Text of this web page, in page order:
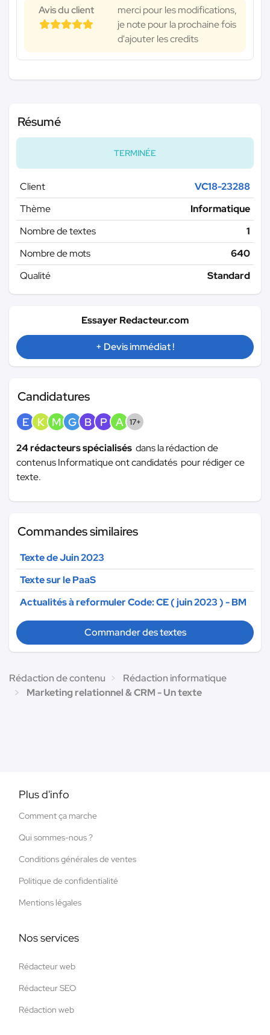
Avis du client
merci pour les modifications,
je note pour la prochaine fois
d'ajouter les credits
Résumé
TERMINÉE
Client
VC18-23288
Thème
Informatique
Nombre de textes
1
Nombre de mots
640
Qualité
Standard
Essayer Redacteur.com
+ Devis immédiat !
Candidatures
E K M G B P A 17+
24 rédacteurs spécialisés dans la rédaction de
contenus Informatique ont candidatés pour rédiger ce
texte.
Commandes similaires
Texte de Juin 2023
Texte sur le PaaS
Actualités à reformuler Code: CE ( juin 2023 ) - BM
Commander des textes
Rédaction de contenu
Rédaction informatique
Marketing relationnel & CRM - Un texte
Plus d'info
Comment ça marche
Qui sommes-nous ?
Conditions générales de ventes
Politique de confidentialité
Mentions légales
Nos services
Rédacteur web
Rédacteur SEO
Rédaction web